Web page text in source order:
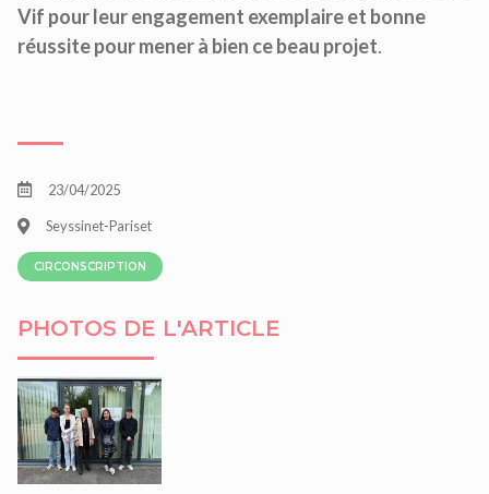
Vif pour leur engagement exemplaire et bonne
réussite pour mener à bien ce beau projet.
23/04/2025
Seyssinet-Pariset
CIRCONSCRIPTION
PHOTOS DE L'ARTICLE